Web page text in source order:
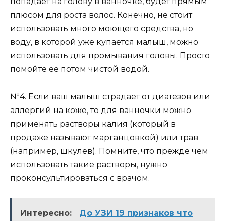
плюсом для роста волос. Конечно, не стоит
использовать много моющего средства, но
воду, в которой уже купается малыш, можно
использовать для промывания головы. Просто
помойте ее потом чистой водой.
№4. Если ваш малыш страдает от диатезов или
аллергий на коже, то для ванночки можно
применять растворы калия (который в
продаже называют марганцовкой) или трав
(например, шкулев). Помните, что прежде чем
использовать такие растворы, нужно
проконсультироваться с врачом.
Интересно:
До УЗИ 19 признаков что